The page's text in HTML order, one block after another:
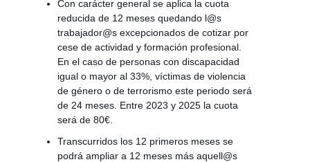
Con carácter general se aplica la cuota
reducida de 12 meses quedando l@s
trabajador@s excepcionados de cotizar por
cese de actividad y formación profesional.
En el caso de personas con discapacidad
igual o mayor al 33%, víctimas de violencia
de género o de terrorismo este periodo será
de 24 meses. Entre 2023 y 2025 la cuota
será de 80€.
Transcurridos los 12 primeros meses se
podrá ampliar a 12 meses más aquell@s